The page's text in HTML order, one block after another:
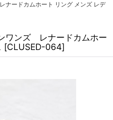
ナードカムホート リング メンズ レデ
ワンズ レナードカムホー
[CLUSED-064]